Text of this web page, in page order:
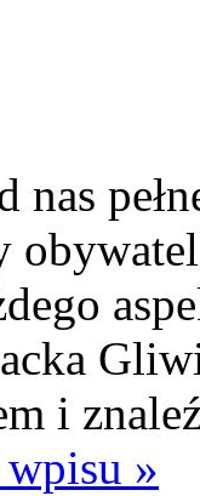
nas
i
wpisu »